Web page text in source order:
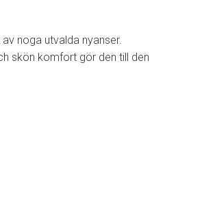
noga utvalda nyanser.
skön komfort gör den till den